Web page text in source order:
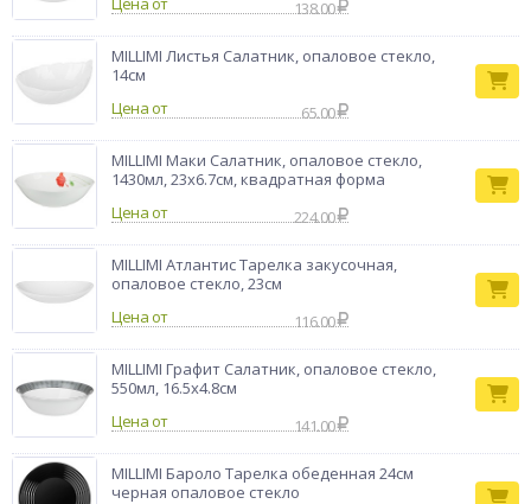
138.00
MILLIMI Листья Салатник, опаловое стекло,
14см
Цена от
65.00
MILLIMI Маки Салатник, опаловое стекло,
1430мл, 23х6.7см, квадратная форма
Цена от
224.00
MILLIMI Атлантис Тарелка закусочная,
опаловое стекло, 23см
Цена от
116.00
MILLIMI Графит Салатник, опаловое стекло,
550мл, 16.5х4.8см
Цена от
141.00
MILLIMI Бароло Тарелка обеденная 24см
черная опаловое стекло